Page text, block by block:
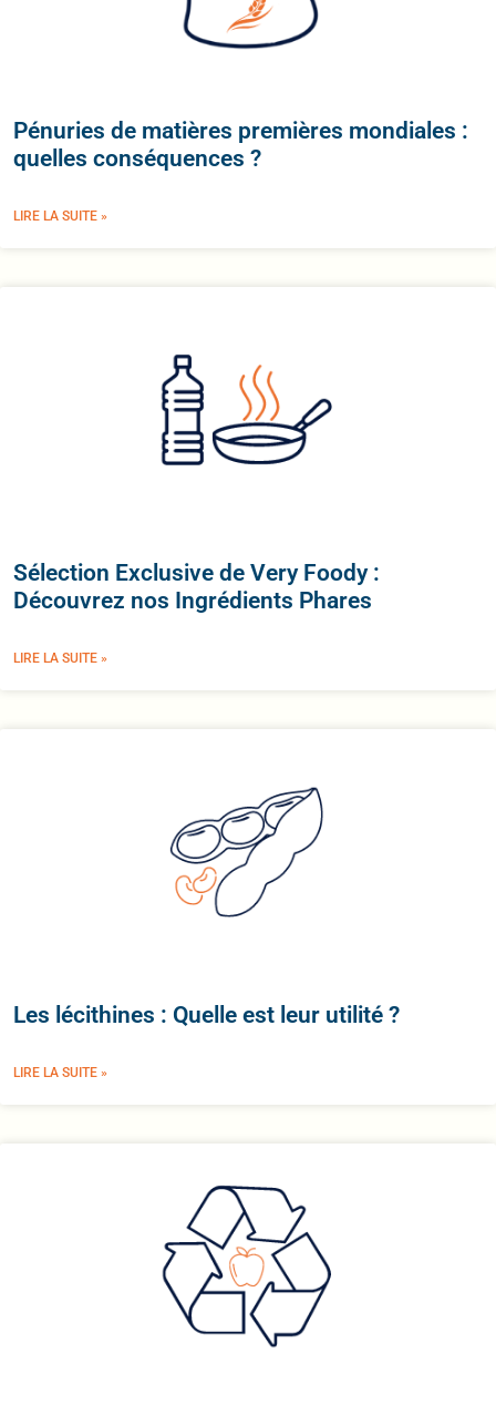
Pénuries de matières premières mondiales :
quelles conséquences ?
LIRE LA SUITE »
Sélection Exclusive de Very Foody :
Découvrez nos Ingrédients Phares
LIRE LA SUITE »
Les lécithines : Quelle est leur utilité ?
LIRE LA SUITE »